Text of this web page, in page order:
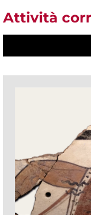
Attività